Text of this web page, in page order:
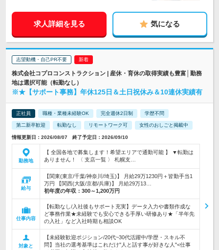
求人詳細を見る 気になる
志望動機・自己PR不要
株式会社コプロコンストラクション | 産休・育休の取得実績も豊富│勤務
地は選択可能（転勤なし）
※★【サポート事務】年休125日＆土日祝休み＆10連休実績有
正社員 職種・業種未経験OK 完全週休2日制 学歴不問
第二新卒歓迎 転勤なし リモートワーク可 女性のおしごと掲載中
情報更新日：2026/08/07 終了予定日：2026/09/10
勤務地
【 全国各地で募集します！希望エリアで通勤可能 】 ▼転勤は
ありません！ 〈 支店一覧 〉 札幌支…
給与
【関東(東京/千葉/神奈川/埼玉)】 月給29万1230円＋皆勤手当1
万円 【関西(大阪/京都/兵庫)】 月給29万13…
初年度の年収： 300～1,200万円
仕事内容
【転勤なし/入社後もサポート充実】データ入力や書類作成な
ど事務作業★未経験でも安心できる手厚い研修あり★「半年先
の入社」など入社時期も相談OK
対象と
【未経験歓迎ポジション/20代~30代活躍中/学歴・スキル不
問】当社の選考基準はこれだけ"人と話す事が好きな人"<仕事